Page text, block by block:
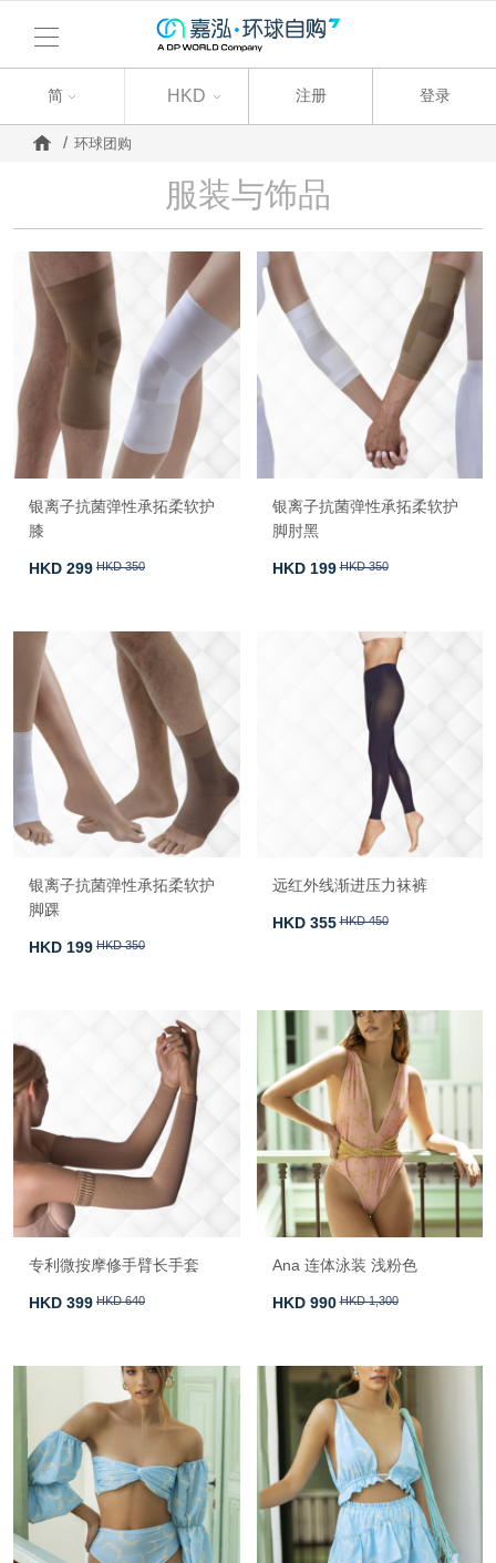
简 HKD 注册 登录
环球团购
服装与饰品
银离子抗菌弹性承拓柔软护
膝
HKD 299 HKD 350
银离子抗菌弹性承拓柔软护
脚肘黑
HKD 199 HKD 350
银离子抗菌弹性承拓柔软护
脚踝
HKD 199 HKD 350
远红外线渐进压力袜裤
HKD 355 HKD 450
专利微按摩修手臂长手套
HKD 399 HKD 640
Ana 连体泳装 浅粉色
HKD 990 HKD 1,300